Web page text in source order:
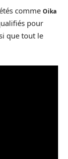
comme Oika
pour
que tout le